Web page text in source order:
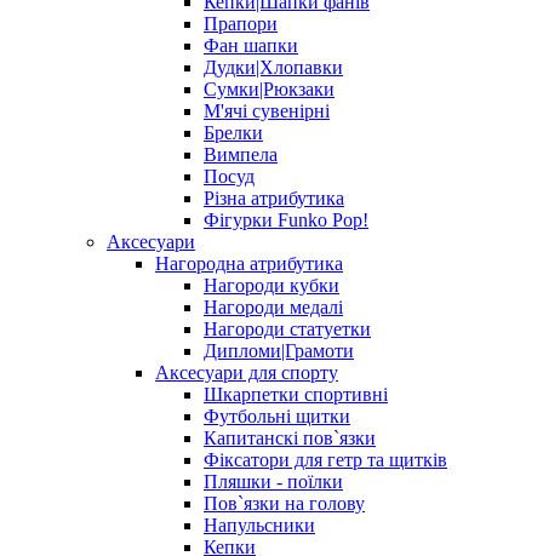
Прапори
Фан шапки
Дудки|Хлопавки
Сумки|Рюкзаки
М'ячі сувенірні
Брелки
Вимпела
Посуд
Різна атрибутика
Фігурки Funko Pop!
Аксесуари
Нагородна атрибутика
Нагороди кубки
Нагороди медалі
Нагороди статуетки
Дипломи|Грамоти
Аксесуари для спорту
Шкарпетки спортивні
Футбольні щитки
Капитанскі пов`язки
Фіксатори для гетр та щитків
Пляшки - поїлки
Пов`язки на голову
Напульсники
Кепки